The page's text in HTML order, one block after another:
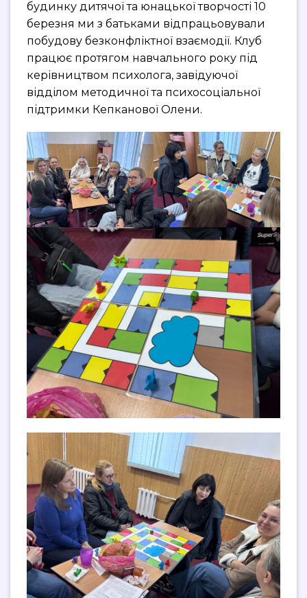
будинку дитячої та юнацької творчості 10
березня ми з батьками відпрацьовували
побудову безконфліктної взаємодії. Клуб
працює протягом навчального року під
керівництвом психолога, завідуючої
відділом методичної та психосоціальної
підтримки Кепканової Олени.